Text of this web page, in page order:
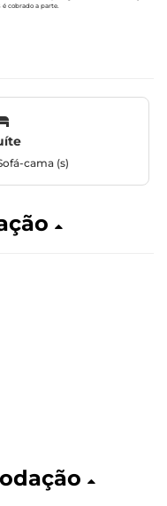
é cobrado a parte.
cama (s)